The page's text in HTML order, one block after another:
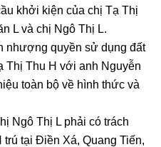
khởi kiện của chị Tạ Thị
L và chị Ngô Thị L.
nhượng quyền sử dụng đất
Thị Thu H với anh Nguyễn
toàn bộ về hình thức và
Ngô Thị L phải có trách
tại Điền Xá, Quang Tiến,